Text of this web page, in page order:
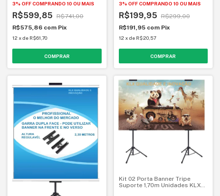
3% OFFCOMPRANDO 10 OU MAIS
R$599,85 R$741,00
R$575,86 com Pix
12 x de R$61,70
COMPRAR
3% OFF COMPRANDO 10 OU MAIS
R$199,95 R$299,00
R$191,95 com Pix
12 x de R$20,57
COMPRAR
Kit 02 Porta Banner Tripe
Suporte 1,70m Unidades KLX